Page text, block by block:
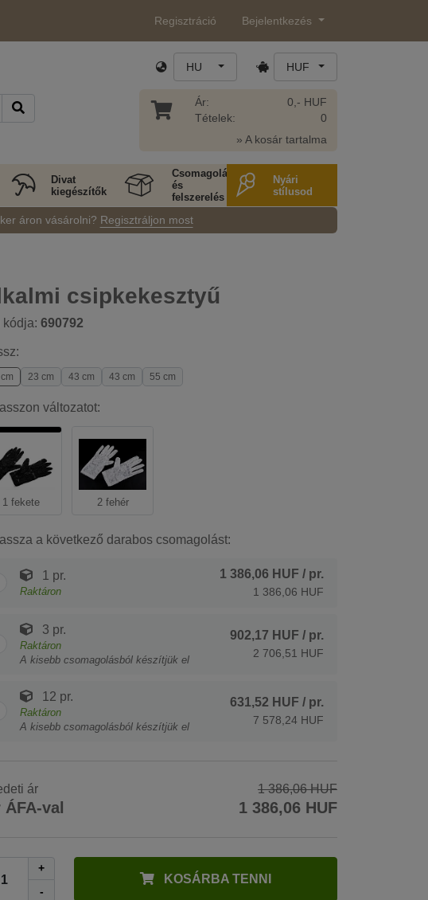
Regisztráció Bejelentkezés
HU HUF
Ár:
Tételek:
0,- HUF
0
» A kosár tartalma
Divat
kiegészítők
Csomagolás
és
felszerelés
Nyári
stílusod
áron vásárolni? Regisztráljon most
csipkekesztyű
kódja: 690792
23 cm 43 cm 43 cm 55 cm
változatot:
1 fekete 2 fehér
a következő darabos csomagolást:
1 pr.
Raktáron
1 386,06 HUF / pr.
1 386,06 HUF
3 pr.
Raktáron
A kisebb csomagolásból készítjük el
902,17 HUF / pr.
2 706,51 HUF
12 pr.
Raktáron
A kisebb csomagolásból készítjük el
631,52 HUF / pr.
7 578,24 HUF
ár 1 386,06 HUF
ÁFA-val 1 386,06 HUF
+
-
KOSÁRBA TENNI